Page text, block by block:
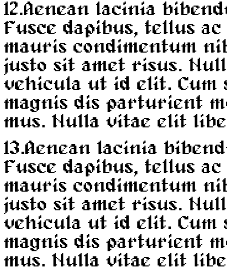
12.Aenean lacinia
Fusce dapibus, tellus
mauris condimentum
justo sit amet risus.
vehicula ut id elit. Cum
magnis dis parturient
mus. Nulla vitae elit
13.Aenean lacinia
Fusce dapibus, tellus
mauris condimentum
justo sit amet risus.
vehicula ut id elit. Cum
magnis dis parturient
mus. Nulla vitae elit